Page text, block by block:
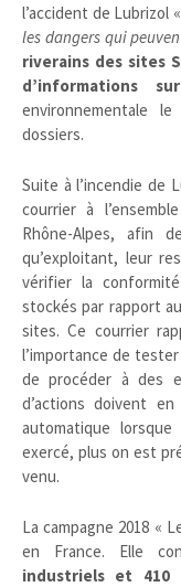
l’accident de Lubrizol «
les dangers qui
riverains des sites
d’informations
environnementale
dossiers.
Suite à l’incendie de
courrier à
Rhône-Alpes, afin
qu’exploitant, leur
vérifier la
stockés par rapport
sites. Ce courrier
l’importance de
de procéder à des
d’actions doivent
automatique
exercé, plus on est
venu.
La campagne 2018 «
en France. Elle
industriels et 410